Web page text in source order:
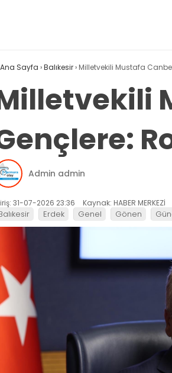
Ana Sayfa ›Balıkesir› Milletvekili Mustafa
Admin admin
31-07-2026 23:36 Kaynak: HABER MERKEZİ
Erdek Genel Gönen